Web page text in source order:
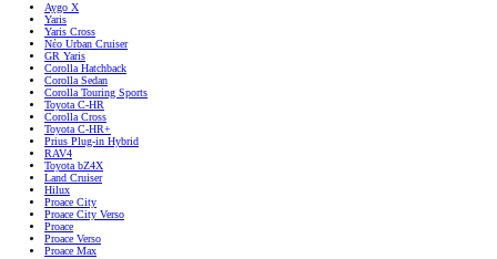
Aygo X
Yaris
Yaris Cross
Νέο Urban Cruiser
GR Yaris
Corolla Hatchback
Corolla Sedan
Corolla Touring Sports
Toyota C-HR
Corolla Cross
Toyota C-HR+
Prius Plug-in Hybrid
RAV4
Toyota bZ4X
Land Cruiser
Hilux
Proace City
Proace City Verso
Proace
Proace Verso
Proace Max